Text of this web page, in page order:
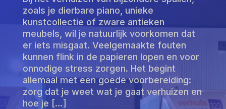
zoals je dierbare piano, unieke
kunstcollectie of zware antieken
meubels, wil je natuurlijk voorkomen dat
er iets misgaat. Veelgemaakte fouten
kunnen flink in de papieren lopen en voor
onnodige stress zorgen. Het begint
allemaal met een goede voorbereiding:
zorg dat je weet wat je gaat verhuizen en
hoe je […]